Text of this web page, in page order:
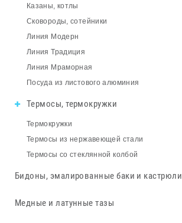
Казаны, котлы
Сковороды, сотейники
Линия Модерн
Линия Традиция
Линия Мраморная
Посуда из листового алюминия
Термосы, термокружки
Термокружки
Термосы из нержавеющей стали
Термосы со стеклянной колбой
Бидоны, эмалированные баки и кастрюли
Медные и латунные тазы